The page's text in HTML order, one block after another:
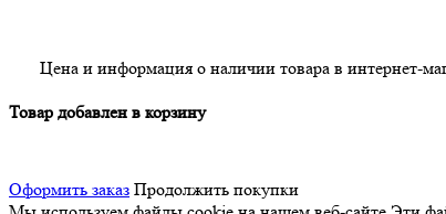
Цена и информация о наличии товара в интернет-
Товар добавлен в корзину
Оформить заказ Продолжить покупки